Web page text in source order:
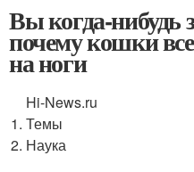
Вы когда-нибудь
почему кошки
на ноги
Hi-News.ru
Темы
Наука